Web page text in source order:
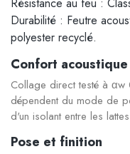
Résistance au feu :
Durabilité : Feutre
polyester recyclé.
Confort acoustique
Collage direct testé à
dépendent du mode de
d'un isolant entre les
Pose et finition